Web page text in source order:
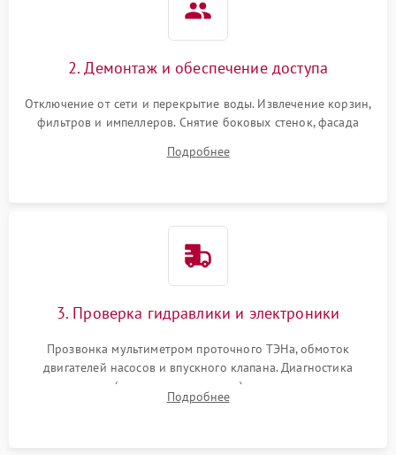
2. Демонтаж и обеспечение доступа
Отключение от сети и перекрытие воды. Извлечение корзин,
фильтров и импеллеров. Снятие боковых стенок, фасада
циркуляционному насосу, ТЭНу и сливной помпе.
Подробнее
3. Проверка гидравлики и электроники
Прозвонка мультиметром проточного ТЭНа, обмоток
двигателей насосов и впускного клапана. Диагностика
прессостата (датчика уровня воды), датчика мутности,
концевика дверцы и электронного модуля управления.
Подробнее